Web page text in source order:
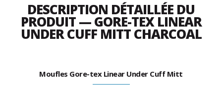
DESCRIPTION DÉTAILLÉE DU
PRODUIT — GORE-TEX LINEAR
UNDER CUFF MITT CHARCOAL
Moufles Gore-tex Linear Under Cuff Mitt